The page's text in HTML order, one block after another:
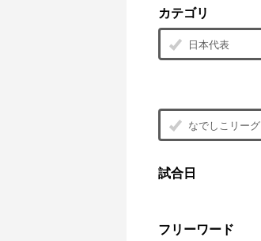
カテゴリ
日本代表
なでしこリーグ
試合日
フリーワード